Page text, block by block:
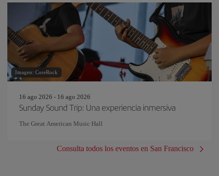
Imagen: CoreRock
16 ago 2026 - 16 ago 2026
Sunday Sound Trip: Una experiencia inmersiva
The Great American Music Hall
Consulta todos los eventos en San Francisco